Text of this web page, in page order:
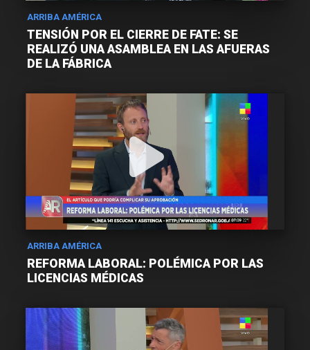
ARRIBA AMÉRICA
TENSIÓN POR EL CIERRE DE FATE: SE
REALIZÓ UNA ASAMBLEA EN LAS AFUERAS
DE LA FÁBRICA
ARRIBA AMÉRICA
REFORMA LABORAL: POLÉMICA POR LAS
LICENCIAS MÉDICAS